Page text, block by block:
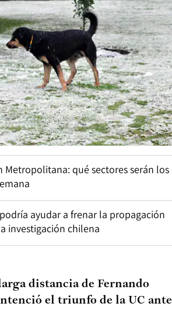
Metropolitana: qué sectores serán los
ayudar a frenar la propagación
investigación chilena
distancia de Fernando
el triunfo de la UC ante